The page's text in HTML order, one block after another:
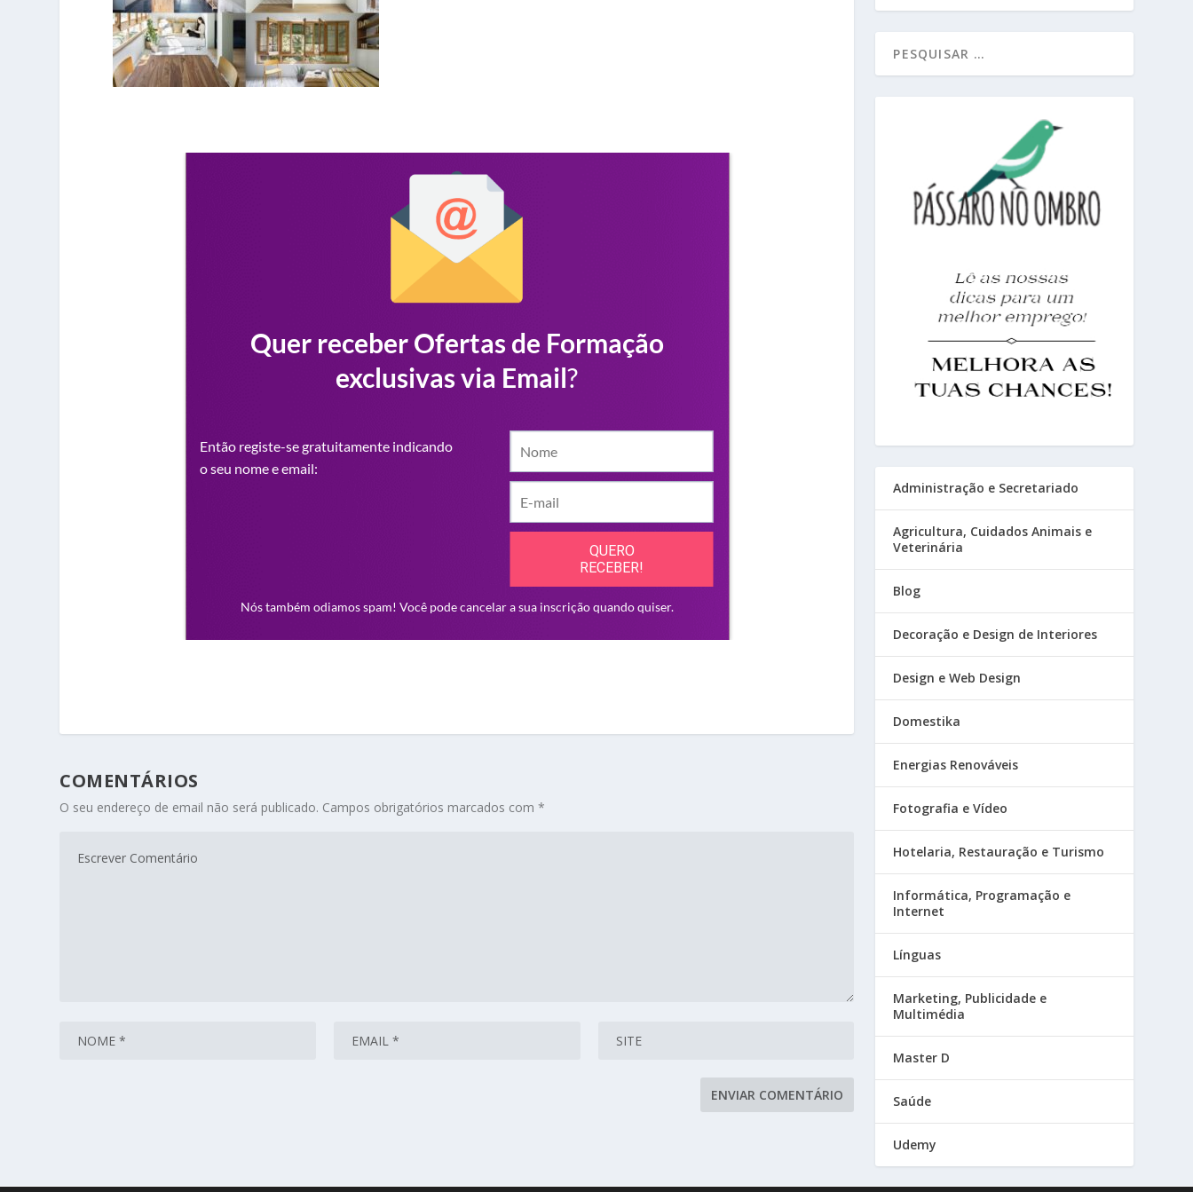
COMENTÁRIOS
O seu endereço de email não será publicado. Campos obrigatórios marcados com*
Administração e Secretariado
Agricultura, Cuidados Animais e
Veterinária
Blog
Decoração e Design de Interiores
Design e Web Design
Domestika
Energias Renováveis
Fotografia e Vídeo
Hotelaria, Restauração e Turismo
Informática, Programação e
Internet
Línguas
Marketing, Publicidade e
Multimédia
Master D
Saúde
Udemy